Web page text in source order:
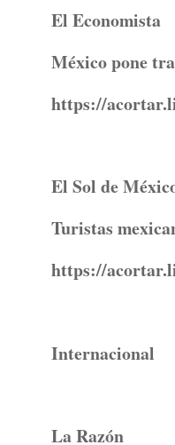
El Economista
México pone
https://
El Sol de
Turistas
https://
Internacional
La Razón